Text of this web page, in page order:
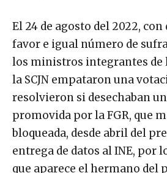
El 24 de agosto del 2022, con
favor e igual número de
los ministros integrantes de
la SCJN empataron una
resolvieron si desechaban
promovida por la FGR, que
bloqueada, desde abril del
entrega de datos al INE, por
que aparece el hermano del